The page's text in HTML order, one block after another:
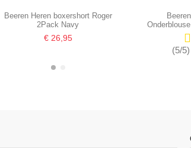
Beeren Heren boxershort Roger
2Pack Navy
€ 26,95
(5/